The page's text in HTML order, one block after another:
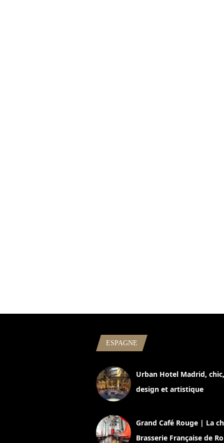
ESPAGNE
Urban Hotel Madrid, chic,
design et artistique
Grand Café Rouge | La
Brasserie Française de